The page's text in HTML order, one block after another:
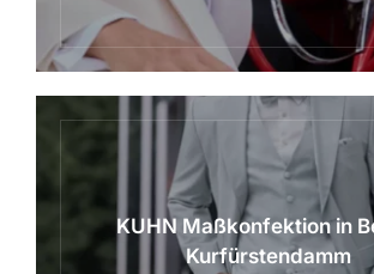
KUHN Maßkonfektion in
Kurfürstendamm